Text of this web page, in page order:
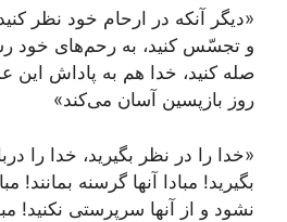
«دیگر آنکه در ارحام خود نظر
و تجسّس کنید، به رحم‌های خود
صله کنید، خدا هم به پاداش این
روز بازپسین آسان می‌کند»
«خدا را در نظر بگیرید، خدا را
بگیرید! مبادا آنها گرسنه بمانند!
نشود و از آنها سرپرستی نکنید!